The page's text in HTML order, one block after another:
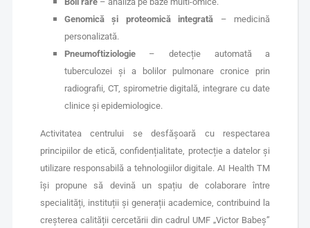
Genomică și proteomică integrată – medicină
personalizată.
Pneumoftiziologie– detecție automată a
tuberculozei și a bolilor pulmonare cronice prin
radiografii, CT, spirometrie digitală, integrare cu date
clinice și epidemiologice.
Activitatea centrului se desfășoară cu respectarea
principiilor de etică, confidențialitate, protecție a datelor și
utilizare responsabilă a tehnologiilor digitale. AI Health TM
își propune să devină un spațiu de colaborare între
specialități, instituții și generații academice, contribuind la
creșterea calității cercetării din cadrul UMF „Victor Babeș”